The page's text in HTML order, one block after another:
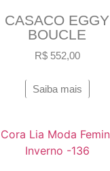
CASACO EGGY
BOUCLE
R$552,00
Saiba mais